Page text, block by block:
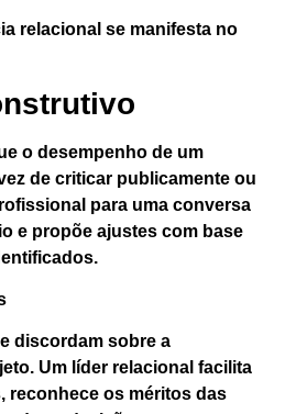
relacional se manifesta no
o desempenho de um
de criticar publicamente ou
para uma conversa
e propõe ajustes com base
discordam sobre a
Um líder relacional facilita
reconhece os méritos das